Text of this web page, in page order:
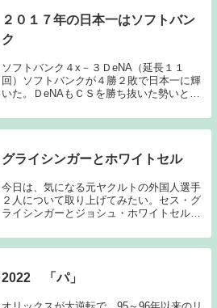
２０１７年の日本一はソフトバン
ク
ソフトバンク４x－３ＤeNA（延長１１
回）ソフトバンクが４勝２敗で日本一に輝
いた。ＤeNAもＣＳを勝ち抜いた勢いとラ
というところからよく盛り返したし、今日
のゲームも今永の好投を活かし、後一歩の
グライシンガーとホワイトセル
今日は、気になる元ヤクルトの外国人選手
２人について取り上げてみたい。セス・グ
ライシンガーとジョシュ・ホワイトセルで
籍し、最多勝を獲得した。ホワイトセル
は、約１年半ヤクルトに在籍し、１年目は
2022 「パ」